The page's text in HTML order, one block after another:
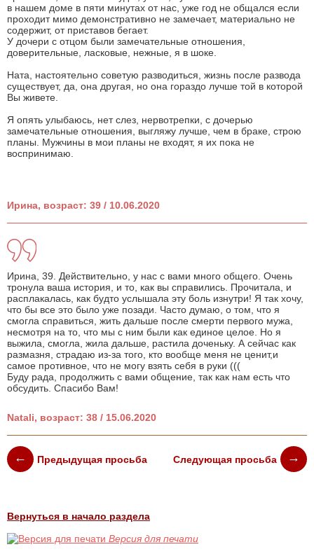
в нашем доме в пяти минутах от нас, уже год не общался если
проходит мимо демонстративно не замечает, материально не
содержит, от приставов бегает.
У дочери с отцом были замечательные отношения,
доверительные, ласковые, нежные, я в шоке.
Ната, настоятельно советую разводиться, жизнь после развода
существует, да, она другая, но она гораздо лучше той в которой
Вы живете.
Я опять улыбаюсь, нет слез, нервотрепки, с дочерью
замечательные отношения, выгляжу лучше, чем в браке, строю
планы. Мужчины в мои планы не входят, я их пока не
воспринимаю.
Ирина, возраст: 39 / 10.06.2020
Ирина, 39. Действительно, у нас с вами много общего. Очень
тронула ваша история, и то, как вы справились. Прочитала, и
расплакалась, как будто услышала эту боль изнутри! Я так хочу,
что бы все это было уже позади. Часто думаю, о том, что я
смогла справиться, жить дальше после смерти первого мужа,
несмотря на то, что мы с ним были как единое целое. Но я
выжила, смогла, жила дальше, растила доченьку. А сейчас как
размазня, страдаю из-за того, кто вообще меня не ценит,и
самое противное, что не могу взять себя в руки (((
Буду рада, продолжить с вами общение, так как нам есть что
обсудить. Спасибо Вам!
Natali, возраст: 38 / 15.06.2020
Предыдущая просьба Следующая просьба
Вернуться в начало раздела
Версия для печати